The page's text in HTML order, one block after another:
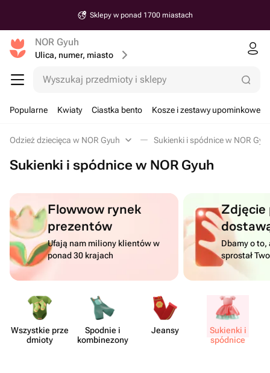
Sklepy w ponad 1700 miastach
NOR Gyuh
Ulica, numer, miasto
Wyszukaj przedmioty i sklepy
Popularne Kwiaty Ciastka bento Kosze i zestawy upominkowe
Odzież dziecięca w NOR Gyuh Sukienki i spódnice w NOR
Sukienki i spódnice w NOR Gyuh
Flowwow rynek
prezentów
Ufają nam miliony klientów w
ponad 30 krajach
Dbamy o to,
sprostał
Wszystkie prze​
dmioty
Spodnie i
kombi​nezony
Jeansy
Sukienki i
spódnice